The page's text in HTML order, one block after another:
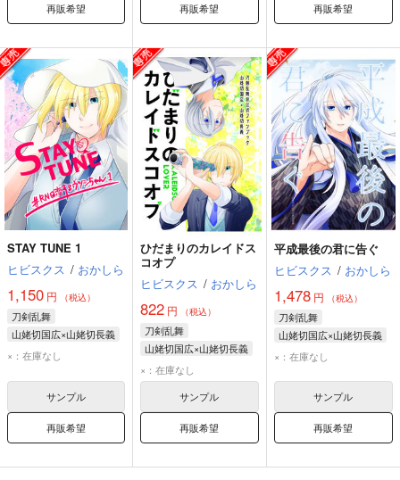
再販希望 再販希望 再販希望
STAY TUNE 1
ヒビスクス / おかしら
1,150 円 （税込）
刀剣乱舞
山姥切国広×山姥切長義
山姥切国広
×：在庫なし
サンプル
再販希望
ひだまりのカレイドス
コオプ
ヒビスクス / おかしら
822 円 （税込）
刀剣乱舞
山姥切国広×山姥切長義
山姥切国広
山姥切長義
×：在庫なし
サンプル
再販希望
平成最後の君に告ぐ
ヒビスクス / おかしら
1,478円 （税込）
刀剣乱舞
山姥切国広×山姥切長義
山姥切国広
×：在庫なし
サンプル
再販希望